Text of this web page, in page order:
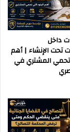
داخل
تحت الإنشاء | أهم
تحمي المشتري في